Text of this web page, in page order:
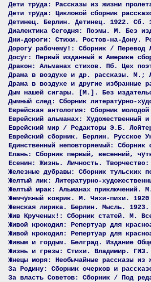
Дети труда: Рассказы из жизни
Дети труда: Цикловой сборник
Детинец. Берлин. Детинец. 1922. Сб.
Диалектика Сегодня: Поэмы. М. Без
Дни-дороги: Стихи. Ростов-на-Дону.
Дорогу рабочему!: Сборник /
Досуг: Первый изданный в Америке
Дракон: Альманах стихов. Пб. Цех
Драма в воздухе и др. рассказы.
Драма в воздухе и другие
Дым нашей сигары. [М.]. Без
Дымный след: Сборник литературно-
Еврейская антология: Сборник
Еврейский альманах:
Еврейский мир / Редакторы Э.Б.
Еврейский сборник. Берлин. Русское
Единственный неповторяемый:
Елань: Сборник первый, весенний,
Есенин: Жизнь. Личность.
Железные дубравы: Сборник тульских
Желтый лик: Литературно-
Желтый мрак: Альманах приключений.
Жемчужный коврик. М. Чихи-пихи. 1920
Женская лирика. Берлин. Мысль.
Жив Крученых!: Сборник статей. М.
Живой крокодил: Репертуар для
Живой крокодил: Репертуар для
Живым и гордым. Белград. Издание
Жизнь и грезы: Стихи. Владимир. ГИЗ.
Жнецы моря: Необычайные рассказы
За Родину: Сборник очерков и
За власть Советов: Сборник / Под